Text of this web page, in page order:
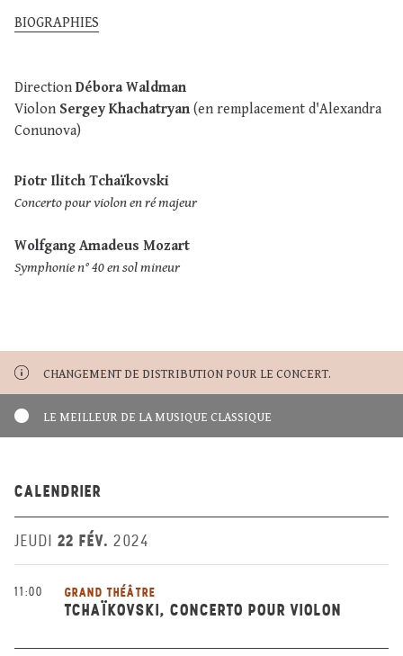
BIOGRAPHIES
Direction Débora Waldman
Violon Sergey Khachatryan (en remplacement d'Alexandra
Conunova)
Piotr Ilitch Tchaïkovski
Concerto pour violon en ré majeur
Wolfgang Amadeus Mozart
Symphonie n° 40 en sol mineur
CHANGEMENT DE DISTRIBUTION POUR LE CONCERT.
LE MEILLEUR DE LA MUSIQUE CLASSIQUE
CALENDRIER
JEUDI 22 FÉV. 2024
11:00 GRAND THÉÂTRE
TCHAÏKOVSKI, CONCERTO POUR VIOLON